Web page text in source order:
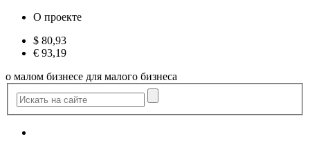
О проекте
$ 80,93
€ 93,19
о малом бизнесе для малого бизнеса